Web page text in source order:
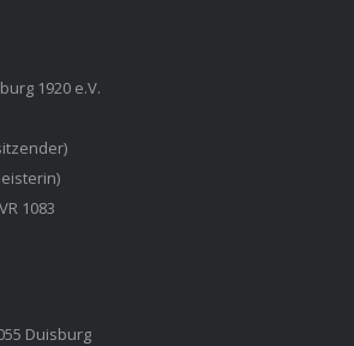
1920 e.V.
1083
Duisburg